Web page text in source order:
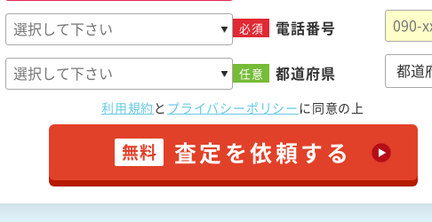
必須 電話番号
任意 都道府県
利用規約 と プライバシーポリシーに同意の上
無料 査定を依頼する